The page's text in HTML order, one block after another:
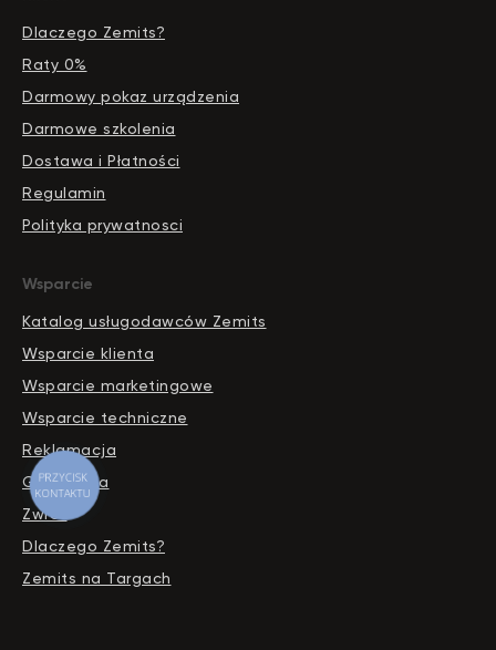
Dlaczego Zemits?
Raty 0%
Darmowy pokaz urządzenia
Darmowe szkolenia
Dostawa i Płatności
Regulamin
Polityka prywatnosci
Wsparcie
Katalog usługodawców Zemits
Wsparcie klienta
Wsparcie marketingowe
Wsparcie techniczne
Reklamacja
Gwarancja
Zwrot
Dlaczego Zemits?
Zemits na Targach
PRZYCISK
KONTAKTU